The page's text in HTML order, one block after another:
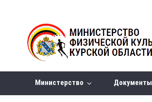
Министерство Документы